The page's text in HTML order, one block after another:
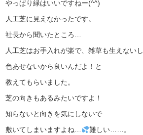
やっぱり緑はいいですねー(^^)
人工芝に見えなかったです。
社長から聞いたところ…
人工芝はお手入れが楽で、雑草も生えないし
色あせないから良いんだよ！と
教えてもらいました。
芝の向きもあるみたいですよ！
知らないと向きを気にしないで
敷いてしまいますよね…
難しい……。